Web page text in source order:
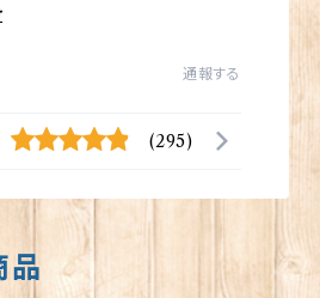
通報する
(295)
品